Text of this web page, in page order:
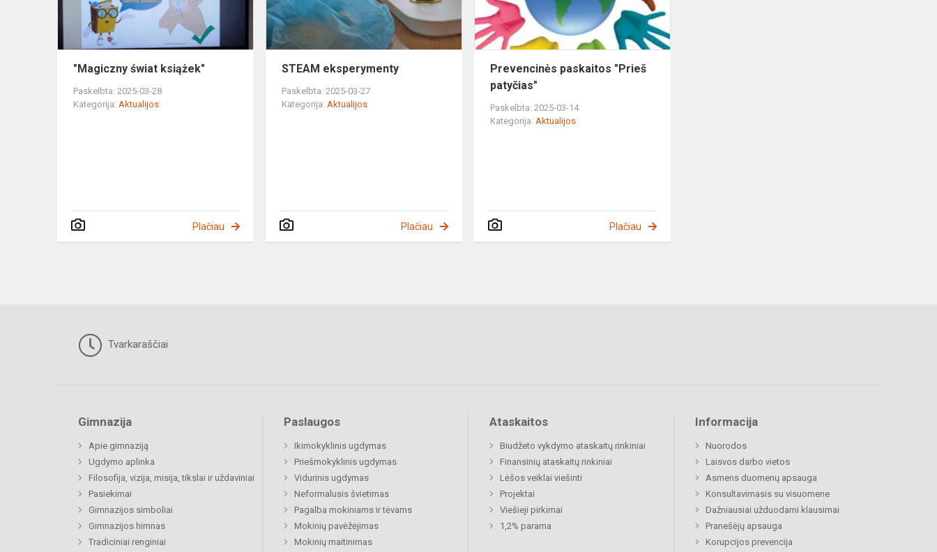
"Magiczny świat książek"
Paskelbta: 2025-03-28
Kategorija: Aktualijos
Plačiau
STEAM eksperymenty
Paskelbta: 2025-03-27
Kategorija:Aktualijos
Plačiau
Prevencinės paskaitos "Prieš
patyčias"
Paskelbta: 2025-03-14
Kategorija:Aktualijos
Plačiau
Tvarkaraščiai
Gimnazija
Apie gimnaziją
Ugdymo aplinka
Filosofija, vizija, misija, tikslai ir uždaviniai
Pasiekimai
Gimnazijos simboliai
Gimnazijos himnas
Tradiciniai renginiai
Paslaugos
Ikimokyklinis ugdymas
Priešmokyklinis ugdymas
Vidurinis ugdymas
Neformalusis švietimas
Pagalba mokiniams ir tėvams
Mokinių pavėžėjimas
Mokinių maitinimas
Ataskaitos
Biudžeto vykdymo ataskaitų rinkiniai
Finansinių ataskaitų rinkiniai
Lėšos veiklai viešinti
Projektai
Viešieji pirkimai
1,2% parama
Informacija
Nuorodos
Laisvos darbo vietos
Asmens duomenų apsauga
Konsultavimasis su visuomene
Dažniausiai užduodami klausimai
Pranešėjų apsauga
Korupcijos prevencija